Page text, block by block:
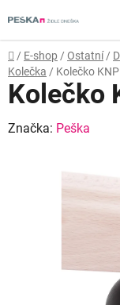
na
obsah
Domů
/ E-shop / Ostatní /
Kolečka / Kolečko
Kolečko
Značka: Peška